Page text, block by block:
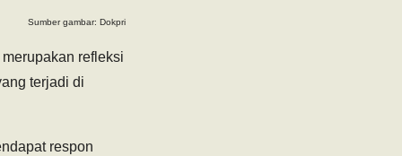
Sumber gambar: Dokpri
refleksi
terjadi di
respon